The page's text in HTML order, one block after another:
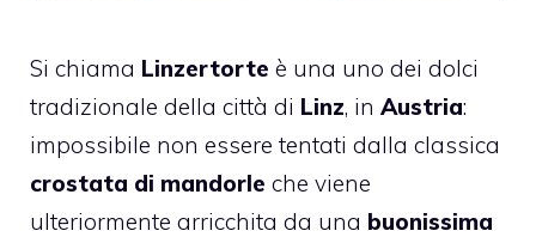
Si chiama Linzertorte è una uno dei dolci
tradizionale della città di Linz, in Austria:
impossibile non essere tentati dalla classica
crostata di mandorle che viene
ulteriormente arricchita da una buonissima